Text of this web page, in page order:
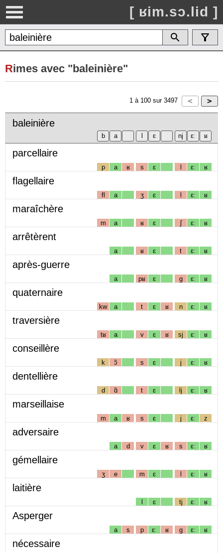
[ ʁim.sɔ.lid ]
Rimes avec "baleinière"
1 à 100 sur 3497
baleinière
parcellaire
p a ʁ s ɛ l ɛː ʁ
flagellaire
fl a ʒ ɛ l ɛː ʁ
maraîchère
m a ʁ ɛ ʃ ɛː ʁ
arrêtèrent
a ʁ ɛ t ɛː ʁ
après-guerre
a pʁ ɛ g ɛː ʁ
quaternaire
kw a t ɛ ʁ n ɛː ʁ
traversière
tʁ a v ɛ ʁ sj ɛː ʁ
conseillère
k ɔ̃ s ɛ j ɛː ʁ
dentellière
d ɑ̃ t ɛ lj ɛː ʁ
marseillaise
m a ʁ s ɛ j ɛː z
adversaire
a d v ɛ ʁ s ɛː ʁ
gémellaire
ʒ e m ɛ l ɛː ʁ
laitière
l ɛ tj ɛː ʁ
Asperger
a s p ɛː ʁ g ɛː ʁ
nécessaire